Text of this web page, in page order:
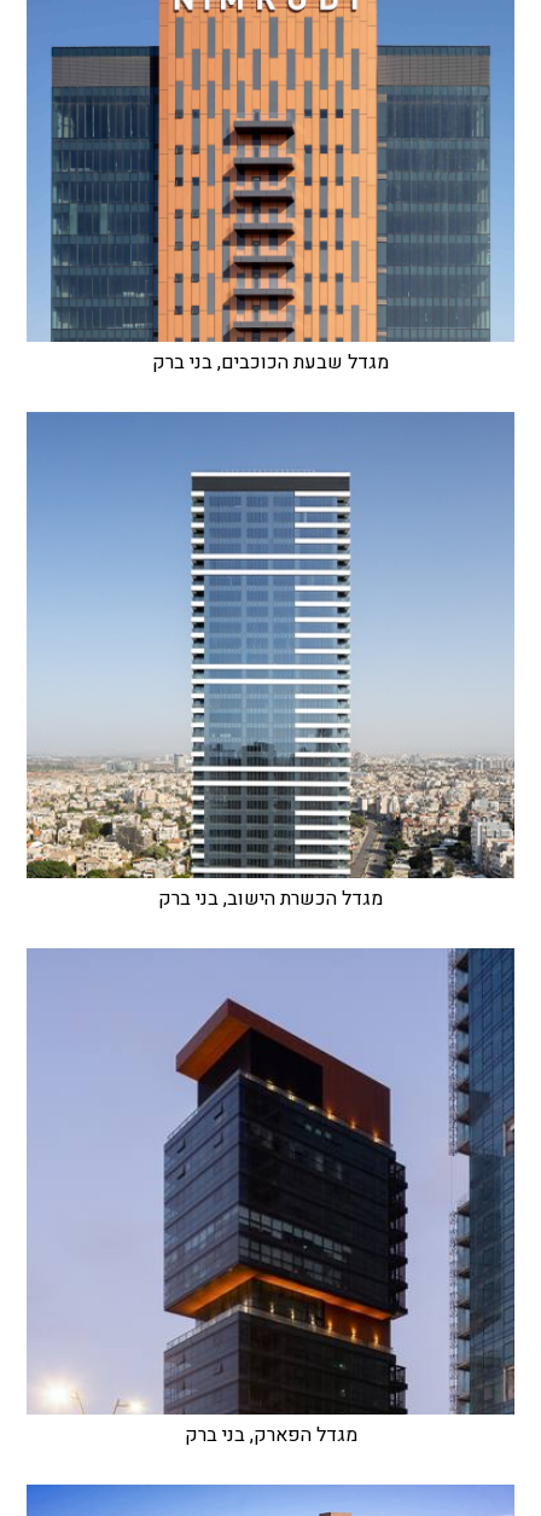
מגדל שבעת הכוכבים, בני ברק
מגדל הכשרת הישוב, בני ברק
מגדל הפארק, בני ברק